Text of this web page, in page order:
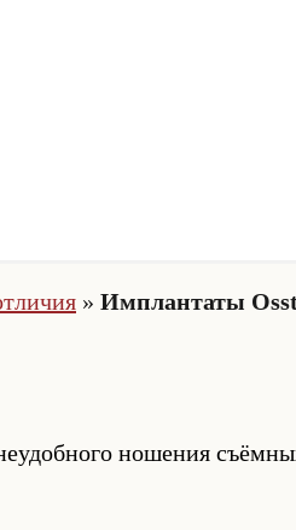
» Имплантаты
ношения